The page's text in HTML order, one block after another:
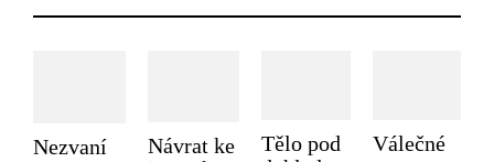
Nezvaní
Návrat ke
Tělo pod
Válečné